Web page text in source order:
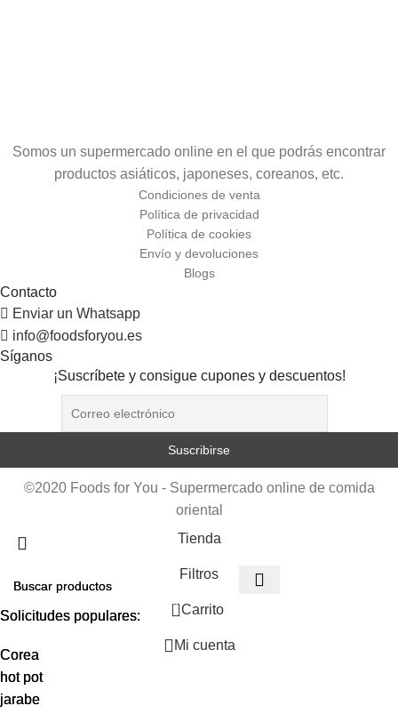
Somos un supermercado online en el que podrás encontrar
productos asiáticos, japoneses, coreanos, etc.
Condiciones de venta
Política de privacidad
Política de cookies
Envío y devoluciones
Blogs
Contacto
Enviar un Whatsapp
info@foodsforyou.es
Síganos
¡Suscríbete y consigue cupones y descuentos!
©2020 Foods for You - Supermercado online de comida
oriental
Solicitudes populares:
Corea
hot pot
jarabe
Solicitudes populares:
Corea
hot pot
jarabe
Tienda
Filtros
0 Carrito
Mi cuenta